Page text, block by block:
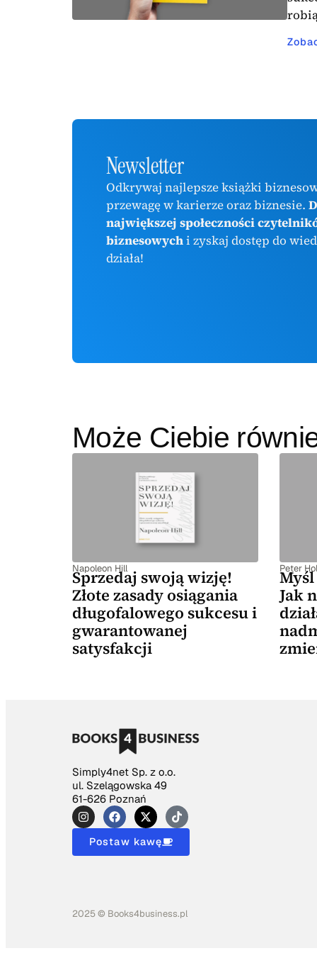
Newsletter
Odkrywaj najlepsze książki
przewagę w karierze oraz biznesie.
największej społeczności
biznesowychi zyskaj dostęp do
działa!
Może Ciebie
Napoleon Hill
Sprzedaj swoją wizję!
Złote zasady osiągania
długofalowego sukcesu i
gwarantowanej
satysfakcji
Peter
Jak
Simply4net Sp. z o.o.
ul. Szelągowska 49
61-626 Poznań
Postaw kawę
2025 © Books4business.pl